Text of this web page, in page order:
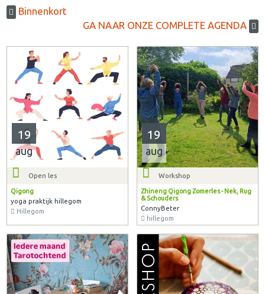
Binnenkort
GA NAAR ONZE COMPLETE AGENDA
19
aug
Open les
Qigong
yoga praktijk hillegom
Hillegom
19
aug
Workshop
Zhineng Qigong Zomerles - Nek, Rug
& Schouders
ConnyBeter
hillegom